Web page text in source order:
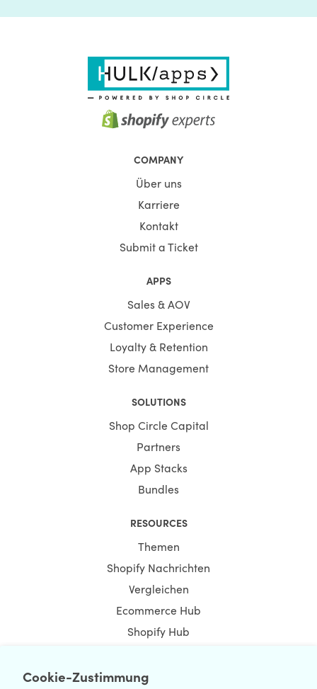
Cookie-Zustimmung
COMPANY
Über uns
Karriere
Kontakt
Submit a Ticket
APPS
Sales & AOV
Customer Experience
Loyalty & Retention
Store Management
SOLUTIONS
Shop Circle Capital
Partners
App Stacks
Bundles
RESOURCES
Themen
Shopify Nachrichten
Vergleichen
Ecommerce Hub
Shopify Hub